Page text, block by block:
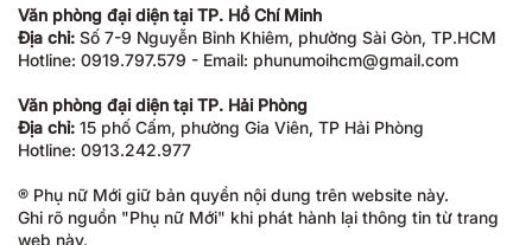
Văn phòng đại diện tại TP. Hồ Chí Minh
Địa chỉ: Số 7-9 Nguyễn Bỉnh Khiêm, phường Sài Gòn, TP.HCM
Hotline: 0919.797.579 - Email: phunumoihcm@gmail.com
Văn phòng đại diện tại TP. Hải Phòng
Địa chỉ: 15 phố Cấm, phường Gia Viên, TP Hải Phòng
Hotline: 0913.242.977
® Phụ nữ Mới giữ bản quyền nội dung trên website này.
Ghi rõ nguồn "Phụ nữ Mới" khi phát hành lại thông tin từ trang
web này.